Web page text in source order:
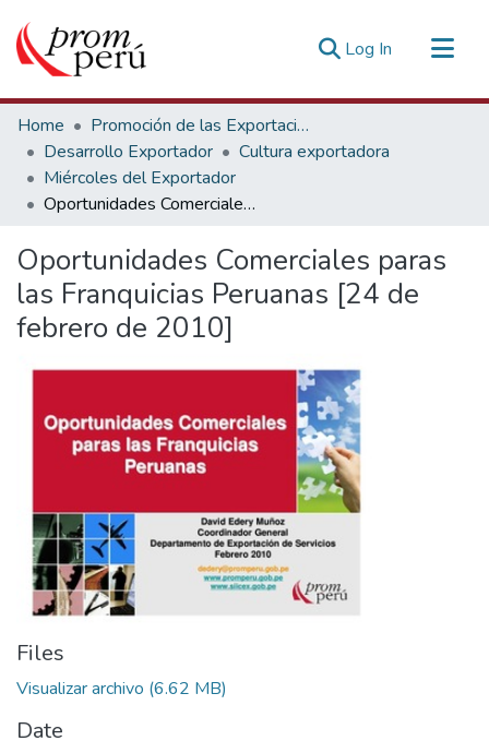
Log In (current)
Communities & Collections
All of DSpace
Statistics
Estadísticas Externas
Home
Promoción de las Exportaciones
Desarrollo Exportador
Cultura exportadora
Miércoles del Exportador
Oportunidades Comerciales paras las Franquicias Peruanas [24 de febrero de 2010]
Oportunidades Comerciales paras
las Franquicias Peruanas [24 de
febrero de 2010]
Files
Visualizar archivo (6.62 MB)
Date